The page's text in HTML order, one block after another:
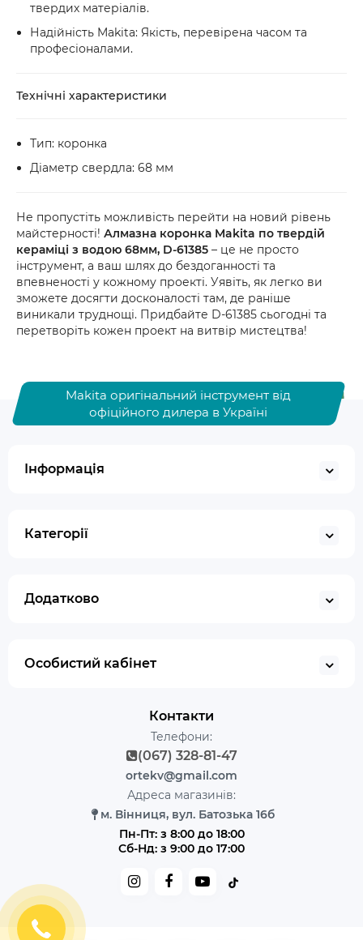
твердих матеріалів.
Надійність Makita: Якість, перевірена часом та
професіоналами.
Технічні характеристики
Тип: коронка
Діаметр свердла: 68 мм
Не пропустіть можливість перейти на новий рівень
майстерності! Алмазна коронка Makita по твердій
кераміці з водою 68мм, D-61385 – це не просто
інструмент, а ваш шлях до бездоганності та
впевненості у кожному проекті. Уявіть, як легко ви
зможете досягти досконалості там, де раніше
виникали труднощі. Придбайте D-61385 сьогодні та
перетворіть кожен проект на витвір мистецтва!
Makita оригінальний інструмент від
офіційного дилера в Україні
Інформація
Категорії
Додатково
Особистий кабінет
Контакти
Телефони:
(067) 328-81-47
ortekv@gmail.com
Адреса магазинів:
м. Вінниця, вул. Батозька 16б
Пн-Пт: з 8:00 до 18:00
Сб-Нд: з 9:00 до 17:00